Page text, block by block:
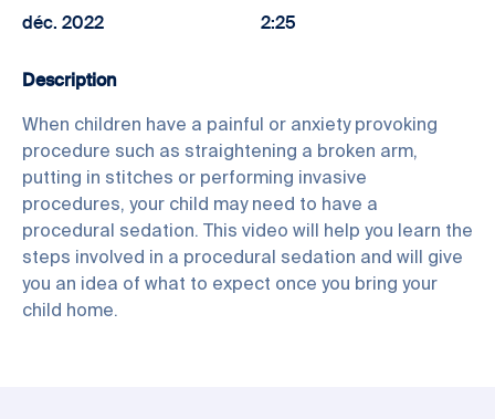
déc. 2022 2:25
Description
When children have a painful or anxiety provoking
procedure such as straightening a broken arm,
putting in stitches or performing invasive
procedures, your child may need to have a
procedural sedation. This video will help you learn the
steps involved in a procedural sedation and will give
you an idea of what to expect once you bring your
child home.